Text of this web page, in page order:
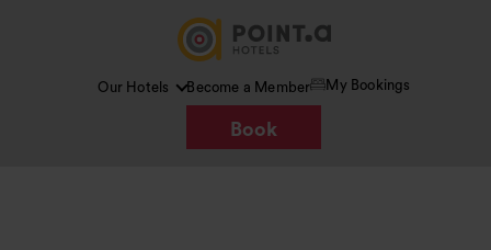
Our Hotels Become a Member My Bookings
Book